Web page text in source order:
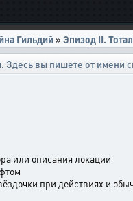
Гильдий » Эпизод II.
вы пишете от имени
или описания локации
при действиях и